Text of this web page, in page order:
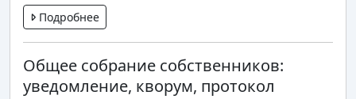
Подробнее
Общее собрание собственников:
уведомление, кворум, протокол